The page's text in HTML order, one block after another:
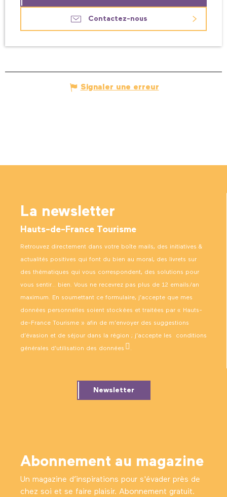
Contactez-nous
Signaler une erreur
La newsletter
Hauts-de-France Tourisme
Retrouvez directement dans votre boîte mails, des initiatives &
actualités positives qui font du bien au moral, des livrets sur
des thématiques qui vous correspondent, des solutions pour
vous sentir… bien. Vous ne recevrez pas plus de 12 emails/an
maximum. En soumettant ce formulaire, j’accepte que mes
données personnelles soient stockées et traitées par « Hauts-
de-France Tourisme » afin de m’envoyer des suggestions
d’évasion et de séjour dans la région ; j’accepte les conditions
générales d’utilisation des données .
Newsletter
Abonnement au magazine
Un magazine d’inspirations pour s'évader près de
chez soi et se faire plaisir. Abonnement gratuit.